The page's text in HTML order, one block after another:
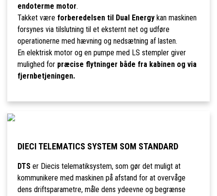
endoterme motor.
Takket være forberedelsen til Dual Energykan maskinen
forsynes via tilslutning til et eksternt net og udføre
operationerne med hævning og nedsætning af lasten.
En elektrisk motor og en pumpe med LS stempler giver
mulighed for præcise flytninger både fra kabinen og via
fjernbetjeningen.
DIECI TELEMATICS SYSTEM SOM STANDARD
DTSer Diecis telematiksystem, som gør det muligt at
kommunikere med maskinen på afstand for at overvåge
dens driftsparametre, måle dens ydeevne og begrænse